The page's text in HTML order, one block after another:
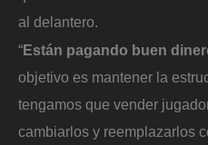
al delantero.
“Están pagando buen
objetivo es mantener la
tengamos que vender
cambiarlos y reemplazarlos